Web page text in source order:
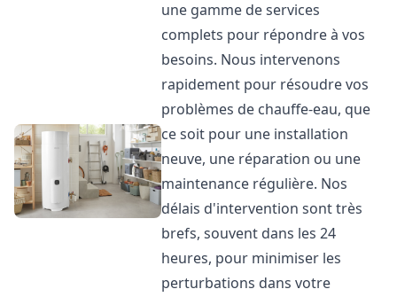
une gamme de services
complets pour répondre à vos
besoins. Nous intervenons
rapidement pour résoudre vos
problèmes de chauffe-eau, que
ce soit pour une installation
neuve, une réparation ou une
maintenance régulière. Nos
délais d'intervention sont très
brefs, souvent dans les 24
heures, pour minimiser les
perturbations dans votre